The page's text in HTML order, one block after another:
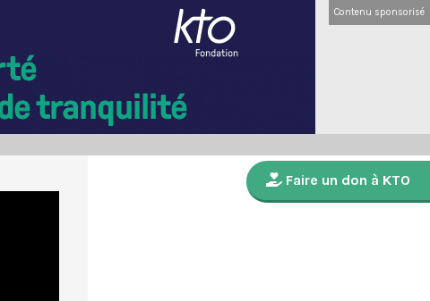
Contenu sponsorisé
Faire un don à KTO